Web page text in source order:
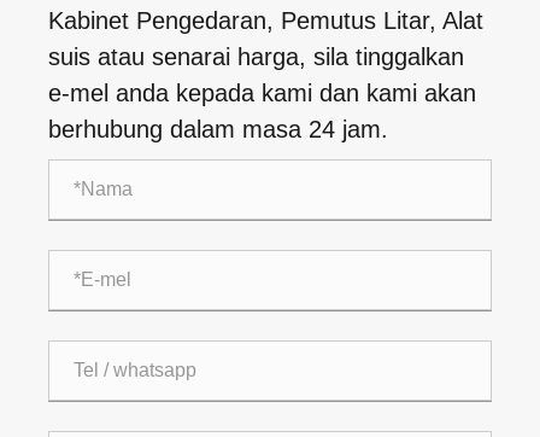
Kabinet Pengedaran, Pemutus Litar, Alat
suis atau senarai harga, sila tinggalkan
e-mel anda kepada kami dan kami akan
berhubung dalam masa 24 jam.